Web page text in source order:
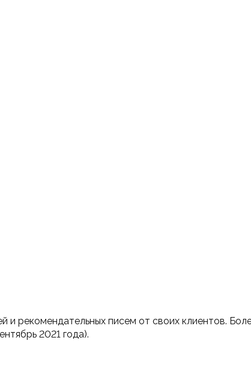
рекомендательных писем от своих клиентов.
2021 года).